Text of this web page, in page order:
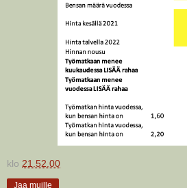
klo 21.52.00
Jaa muille